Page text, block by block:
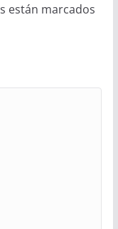
están marcados